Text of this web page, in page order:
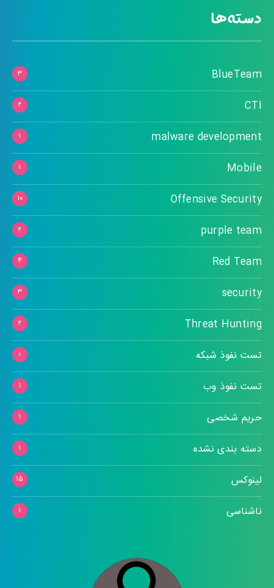
دسته‌ها
BlueTeam ۳
CTI ۲
malware development ۱
Mobile ۱
Offensive Security ۱۰
purple team ۲
Red Team ۴
security ۳
Threat Hunting ۲
تست نفوذ شبکه ۱
تست نفوذ وب ۱
حریم شخصی ۱
دسته بندی نشده ۱
لینوکس ۱۵
ناشناسی ۱